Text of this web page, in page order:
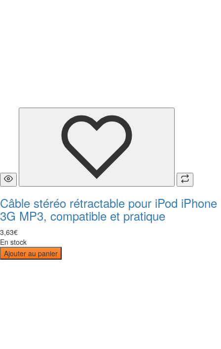
Câble stéréo rétractable pour iPod iPhone
3G MP3, compatible et pratique
3,63€
En stock
Ajouter au panier